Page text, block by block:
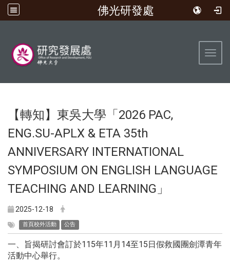
佛光研發處
【轉知】東吳大學「2026 PAC,
ENG.SU-APLX & ETA 35th
ANNIVERSARY INTERNATIONAL
SYMPOSIUM ON ENGLISH LANGUAGE
TEACHING AND LEARNING」
2025-12-18
首頁校外活動 公告
一、旨揭研討會訂於115年11月14至15日假救國團劍潭青年
活動中心舉行。